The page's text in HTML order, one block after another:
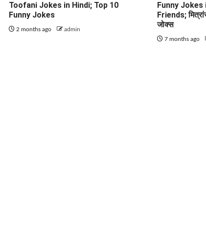
Toofani Jokes in Hindi; Top 10
Funny Jokes
2 months ago admin
Funny
Friends;
जोक्स
7 months ago